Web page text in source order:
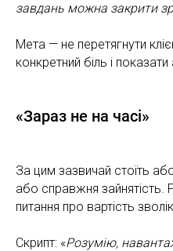
завдань можна закрити
Мета — не перетягнути
конкретний біль і
«Зараз не на часі»
За цим зазвичай стоїть або
або справжня зайнятість.
питання про вартість
Скрипт: «Розумію,